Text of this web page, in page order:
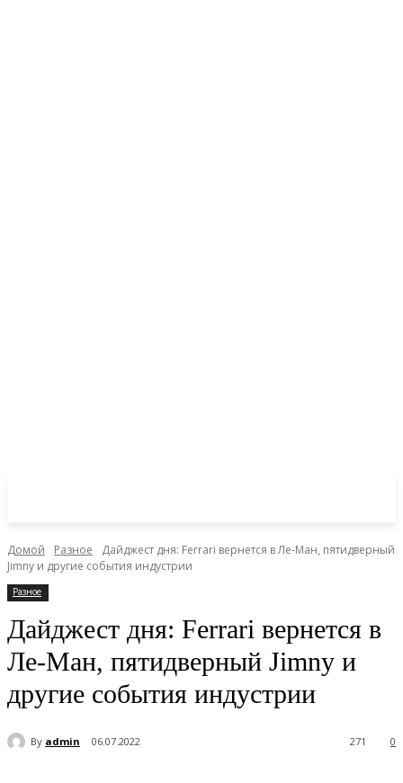
Домой Разное
Дайджест дня: Ferrari вернется в Ле-Ман, пятидверный
Jimny и другие события индустрии
Разное
Дайджест дня: Ferrari вернется в
Ле-Ман, пятидверный Jimny и
другие события индустрии
By admin 06.07.2022 0
271